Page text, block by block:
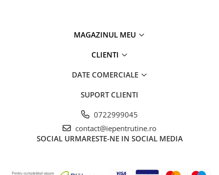
MAGAZINUL MEU
CLIENTI
DATE COMERCIALE
SUPORT CLIENTI
0722999045
contact@iepentrutine.ro
SOCIAL URMARESTE-NE IN SOCIAL MEDIA